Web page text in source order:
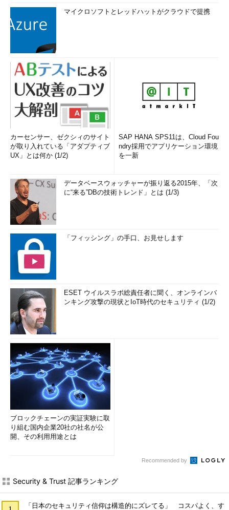
マイクロソフトとレッドハットがクラウドで提携
カーセンサー、ゼクシィのサイト
が取り入れている「アダプティブ
UX」とは何か (1/2)
SAP HANA SPS11は、Cloud Fou
ndry採用でアプリケーション環境
を一新
データベースウォッチャーが振り返る2015年、「次
に“来る”DBの技術トレンド」とは (1/3)
「フィッシング」の手口、お見せします
ESET ウイルスラボ総責任者に聞く、オンラインバ
ンキング攻撃の現状とIoT時代のセキュリティ (1/2)
ブロックチェーンの実証実験に取
り組む国内企業20社の社名が公
開、その利用用途とは
Recommended by
Security & Trust 記事ランキング
「日本のセキュリティ信仰は構造的にズレてる」 コスパよく、す